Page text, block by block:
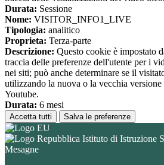
Durata: Sessione
Nome: VISITOR_INFO1_LIVE
Tipologia: analitico
Proprieta: Terza-parte
Descrizione: Questo cookie è impostato
traccia delle preferenze dell'utente per i
nei siti; può anche determinare se il
utilizzando la nuova o la vecchia
Youtube.
Durata: 6 mesi
Accetta tutti Salva le preferenze
Istituto di Istruzione
Mesagne